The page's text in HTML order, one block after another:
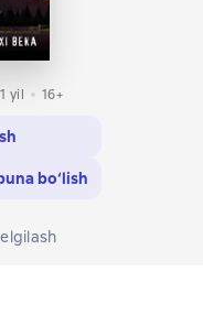
yil 16+
bo‘lish